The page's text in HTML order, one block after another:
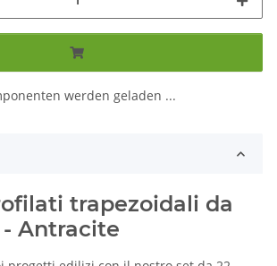
werden geladen ...
trapezoidali da
- Antracite